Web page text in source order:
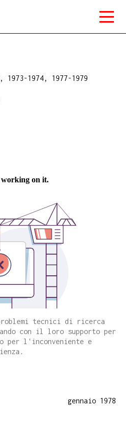
1973-1974, 1977-1979
tecnici di ricerca
con il loro supporto per
per l'inconveniente e
gennaio 1978